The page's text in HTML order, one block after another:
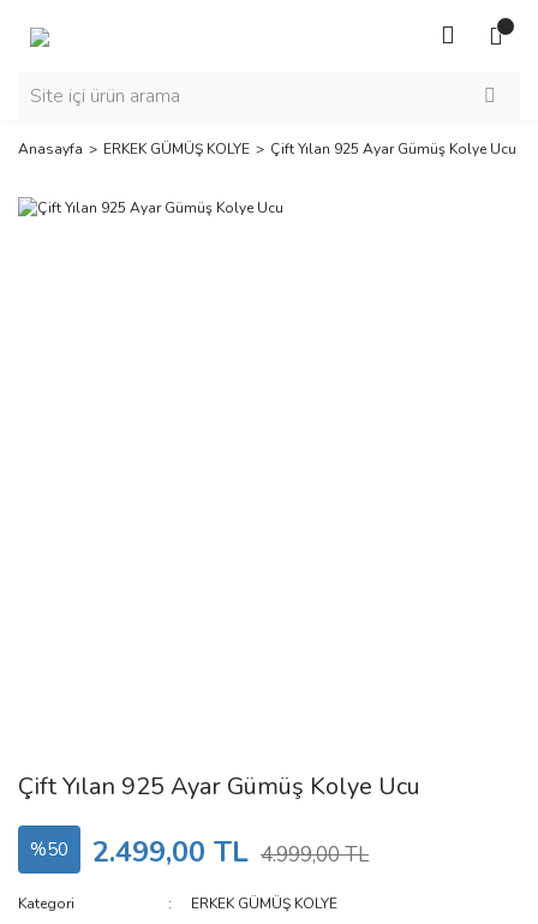
Anasayfa ERKEK GÜMÜŞ KOLYE Çift Yılan 925 Ayar Gümüş Kolye Ucu
Çift Yılan 925 Ayar Gümüş Kolye Ucu
%50 2.499,00 TL 4.999,00 TL
Kategori
ERKEK GÜMÜŞ KOLYE